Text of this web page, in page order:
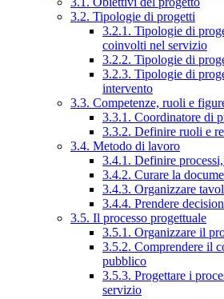
3.2. Tipologie di progetti
3.2.1. Tipologie di
coinvolti nel servizio
3.2.2. Tipologie di
3.2.3. Tipologie di
intervento
3.3. Competenze, ruoli e
3.3.1. Coordinatore di
3.3.2. Definire ruoli e
3.4. Metodo di lavoro
3.4.1. Definire
3.4.2. Curare la
3.4.3. Organizzare
3.4.4. Prendere
3.5. Il processo progettuale
3.5.1. Organizzare il
3.5.2. Comprendere il
pubblico
3.5.3. Progettare i
servizio